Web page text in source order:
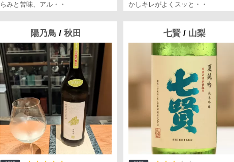
らみと苦味、アル・・
かしキレがよくスッと・・
陽乃鳥 / 秋田 七賢 / 山梨